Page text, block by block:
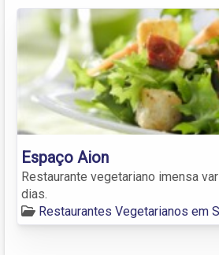
Espaço Aion
Restaurante vegetariano imensa
dias.
Restaurantes Vegetarianos em